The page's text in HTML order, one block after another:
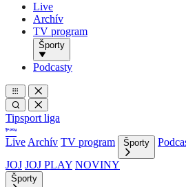
Live
Archív
TV program
Športy
Podcasty
Tipsport liga
Live Archív TV program Športy
JOJ JOJ PLAY NOVINY
Športy